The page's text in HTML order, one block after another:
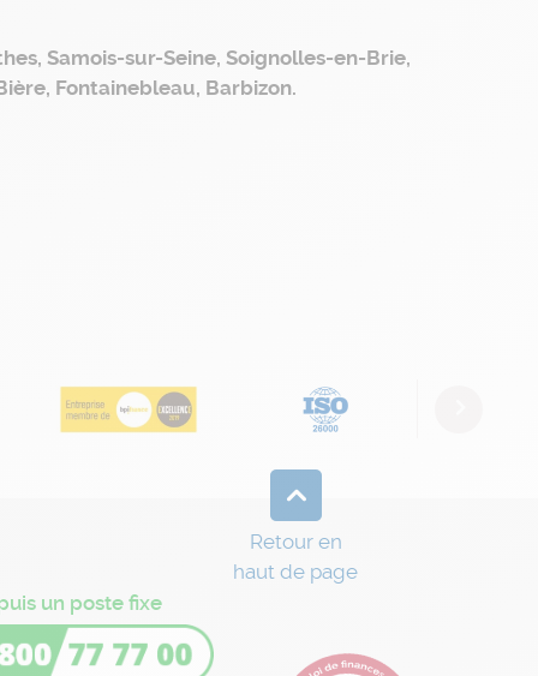
Samois-sur-Seine, Soignolles-en-Brie,
Fontainebleau, Barbizon.
Next
un poste fixe
Retour en
haut de page